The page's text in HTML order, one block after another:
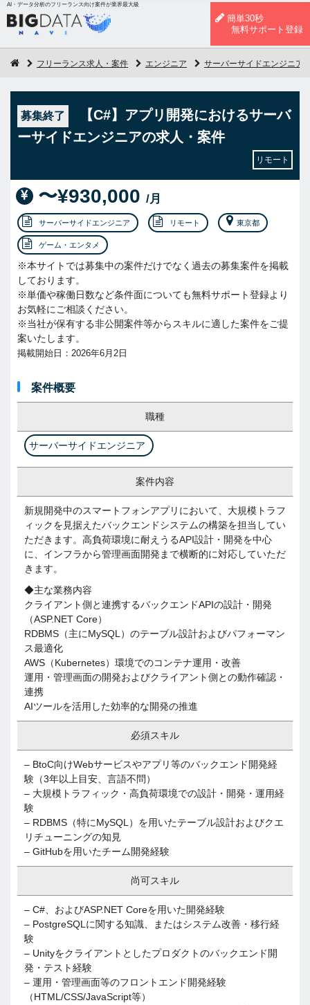
AI・データ分析のフリーランス向け案件が業界最大級
簡単30秒
無料サポート登録
フリーランス求人・案件 エンジニア サーバーサイドエンジニア
募集終了
【C#】アプリ開発におけるサーバ
ーサイドエンジニアの求人・案件
リモート
〜¥930,000 /月
サーバーサイドエンジニア リモート 東京都
ゲーム・エンタメ
※本サイトでは募集中の案件だけでなく過去の募集案件を掲載
しております。
※単価や稼働日数など条件面についても無料サポート登録より
お気軽にご相談ください。
※当社が保有する非公開案件等からスキルに適した案件をご提
案いたします。
掲載開始日：2026年6月2日
案件概要
職種
サーバーサイドエンジニア
案件内容
新規開発中のスマートフォンアプリにおいて、大規模トラフ
ィックを見据えたバックエンドシステムの構築を担当してい
ただきます。高負荷環境に耐えうるAPI設計・開発を中心
に、インフラから管理画面開発まで横断的に対応していただ
きます。
◆主な業務内容
クライアント側と連携するバックエンドAPIの設計・開発
（ASP.NET Core）
RDBMS（主にMySQL）のテーブル設計およびパフォーマン
ス最適化
AWS（Kubernetes）環境でのコンテナ運用・改善
運用・管理画面の開発およびクライアント側との動作確認・
連携
AIツールを活用した効率的な開発の推進
必須スキル
– BtoC向けWebサービスやアプリ等のバックエンド開発経
験（3年以上目安、言語不問）
– 大規模トラフィック・高負荷環境での設計・開発・運用経
験
– RDBMS（特にMySQL）を用いたテーブル設計およびクエ
リチューニングの知見
– GitHubを用いたチーム開発経験
尚可スキル
– C#、およびASP.NET Coreを用いた開発経験
– PostgreSQLに関する知識、またはシステム改善・移行経
験
– Unityをクライアントとしたプロダクトのバックエンド開
発・テスト経験
– 運用・管理画面等のフロントエンド開発経験
（HTML/CSS/JavaScript等）